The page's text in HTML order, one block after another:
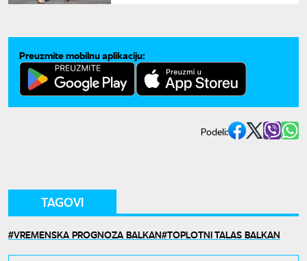
Preuzmite mobilnu aplikaciju:
Podeli:
TAGOVI
VREMENSKA PROGNOZA BALKAN TOPLOTNI TALAS BALKAN